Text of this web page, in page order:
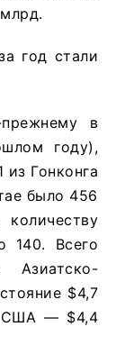
год стали
в
году),
Гонконга
было 456
140. Всего
$4,7
США — $4,4